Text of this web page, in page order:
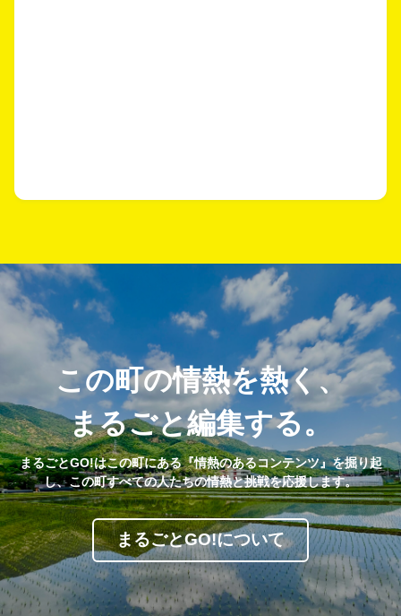
この町の情熱を熱く、
まるごと編集する。
まるごとGO!はこの町にある『情熱のあるコンテンツ』を掘り起
し、この町すべての人たちの情熱と挑戦を応援します。
まるごとGO!について